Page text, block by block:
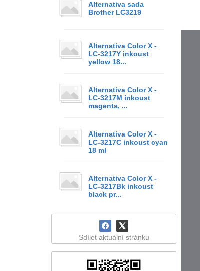
Alternativa sada
Brother LC3219
Alternativa Color X -
LC-3217Y inkoust
yellow 18...
Alternativa Color X -
LC-3217M inkoust
magenta, ...
Alternativa Color X -
LC-3217C inkoust cyan
18 ml
Alternativa Color X -
LC-3217Bk inkoust
black pr...
Sdílet aktuální stránku